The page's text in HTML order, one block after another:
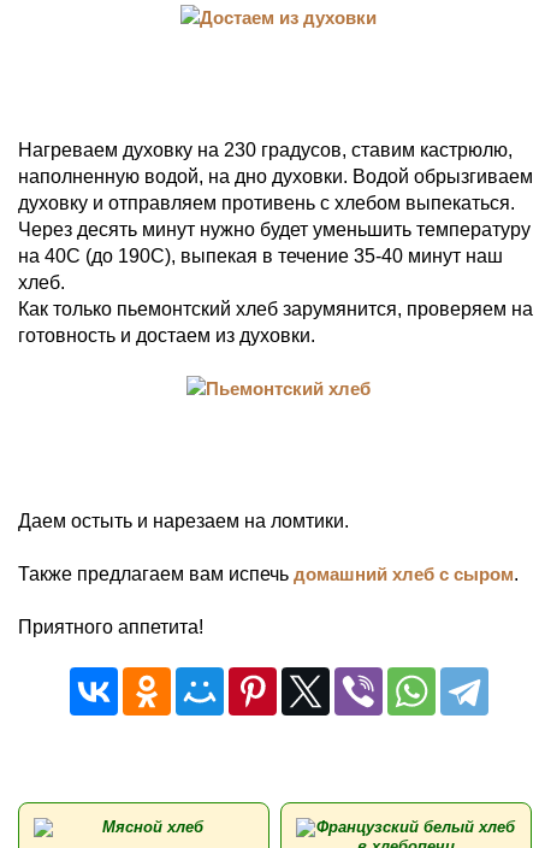
Нагреваем духовку на 230 градусов, ставим кастрюлю,
наполненную водой, на дно духовки. Водой обрызгиваем
духовку и отправляем противень с хлебом выпекаться.
Через десять минут нужно будет уменьшить температуру
на 40С (до 190С), выпекая в течение 35-40 минут наш
хлеб.
Как только пьемонтский хлеб зарумянится, проверяем на
готовность и достаем из духовки.
Даем остыть и нарезаем на ломтики.
Также предлагаем вам испечь домашний хлеб с сыром.
Приятного аппетита!